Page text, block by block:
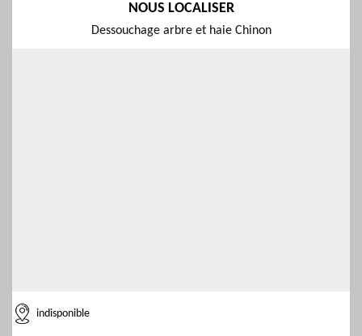
NOUS LOCALISER
Dessouchage arbre et haie Chinon
indisponible